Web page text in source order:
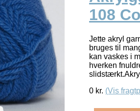
108
Jette akryl
bruges til
kan vaskes i
hverken
0 kr. (Vis